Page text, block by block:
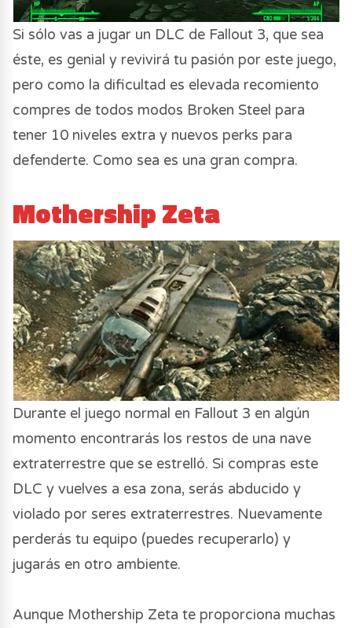
Si sólo vas a jugar un DLC de Fallout 3, que sea
éste, es genial y revivirá tu pasión por este juego,
pero como la dificultad es elevada recomiento
compres de todos modos Broken Steel para
tener 10 niveles extra y nuevos perks para
defenderte. Como sea es una gran compra.
Mothership Zeta
Durante el juego normal en Fallout 3 en algún
momento encontrarás los restos de una nave
extraterrestre que se estrelló. Si compras este
DLC y vuelves a esa zona, serás abducido y
violado por seres extraterrestres. Nuevamente
perderás tu equipo (puedes recuperarlo) y
jugarás en otro ambiente.
Aunque Mothership Zeta te proporciona muchas